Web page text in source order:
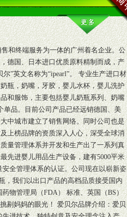
和终端服务为一体的广州着名企业。公
德国、日本进口优质原料精制而成，产
”英文名称为“ipearl”。 专业生产进口材
瓶，奶嘴，牙胶，婴儿水杯，婴儿洗护
和服饰，主要包括婴儿奶瓶系列、奶嘴
单品。目前公司产品已经远销德国、美
中城市建立了销售网络。同时公司也是
上榜品牌的资质深入人心，深受全球消
量管理体系并开发和生产出了一系列真
先进婴儿用品生产设备，建有5000平米
全管理体系的认证。公司现在以崭新姿
，我们以出口产品的高档品质接受国内
物管理局（FDA） 标准、英国（BS）
剔妈妈的眼光！ 爱贝尔品牌介绍：爱贝